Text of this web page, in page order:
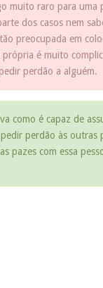
muito raro para uma
dos casos nem
preocupada em
própria é muito
perdão a alguém.
como é capaz de
perdão às outras
pazes com essa